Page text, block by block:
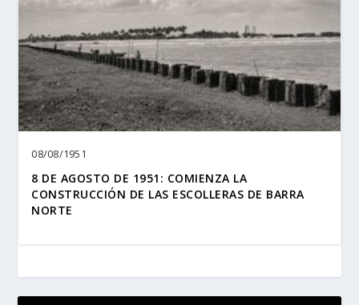
08/08/1951
8 DE AGOSTO DE 1951: COMIENZA LA
CONSTRUCCIÓN DE LAS ESCOLLERAS DE BARRA
NORTE